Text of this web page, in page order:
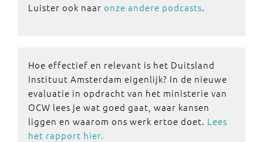
Luister ook naar onze andere podcasts.
Hoe effectief en relevant is het Duitsland
Instituut Amsterdam eigenlijk? In de nieuwe
evaluatie in opdracht van het ministerie van
OCW lees je wat goed gaat, waar kansen
liggen en waarom ons werk ertoe doet. Lees
het rapport hier.